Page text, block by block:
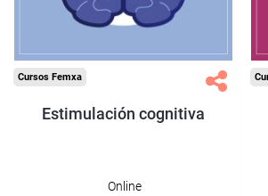
Compra segura
Cursos Femxa
Estimulación cognitiva
Online